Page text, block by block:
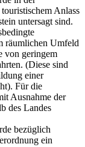
Anlass
untersagt sind.
räumlichen Umfeld
von geringem
(Diese sind
einer
Für die
Ausnahme der
des Landes
bezüglich
ein